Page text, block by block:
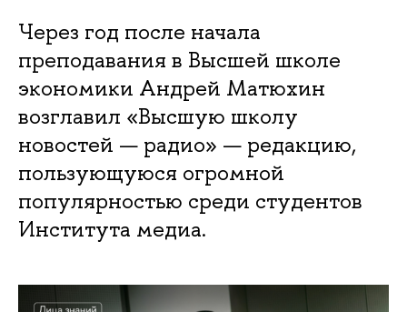
Через год после начала
преподавания в Высшей школе
экономики Андрей Матюхин
возглавил «Высшую школу
новостей — радио» — редакцию,
пользующуюся огромной
популярностью среди студентов
Института медиа.